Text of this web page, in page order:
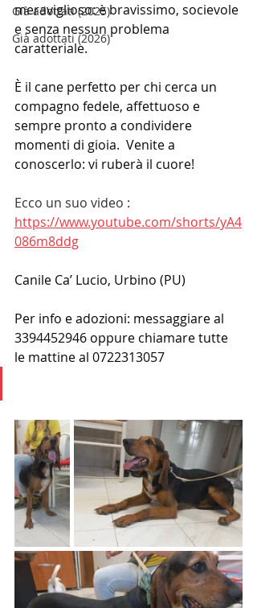
Già adottati (2025)
Già adottati (2026)
meraviglioso: è bravissimo, socievole
e senza nessun problema
caratteriale.
È il cane perfetto per chi cerca un
compagno fedele, affettuoso e
sempre pronto a condividere
momenti di gioia.  Venite a
conoscerlo: vi ruberà il cuore!
Ecco un suo video :
https://www.youtube.com/shorts/yA4
086m8ddg
Canile Ca’ Lucio, Urbino (PU)
Per info e adozioni: messaggiare al
3394452946 oppure chiamare tutte
le mattine al 0722313057